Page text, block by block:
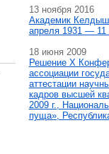
13 ноября 2016
Академик
апреля 1931 — 11
18 июня 2009
Решение X
ассоциации
аттестации
кадров высшей
2009 г.,
пуща»,